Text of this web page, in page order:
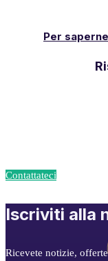
Per
Contattateci
Iscriviti alla
Ricevete notizie,